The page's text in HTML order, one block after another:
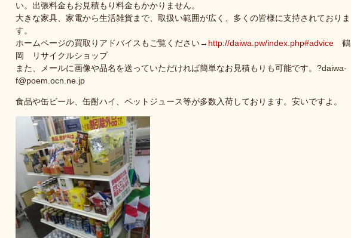
い。出張料金もお見積もり料金もかかりません。
大きな家具、家電から生活雑貨まで、取扱い範囲が広く、多くの皆様に支持されておりま
す。
ホームページの買取りアドバイスもご覧ください→ http://daiwa.pw/index.php#advice 鶴
岡 リサイクルショップ
また、メールに画像や品名を送っていただければ簡単なお見積もりも可能です。?daiwa-
f@poem.ocn.ne.jp
食品や缶ビール、缶酎ハイ、ペットジュース等が多数入荷しております。安いですよ。